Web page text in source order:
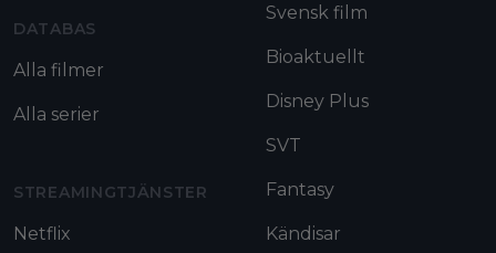
DATABAS
Alla filmer
Alla serier
STREAMINGTJÄNSTER
Netflix
Svensk film
Bioaktuellt
Disney Plus
SVT
Fantasy
Kändisar